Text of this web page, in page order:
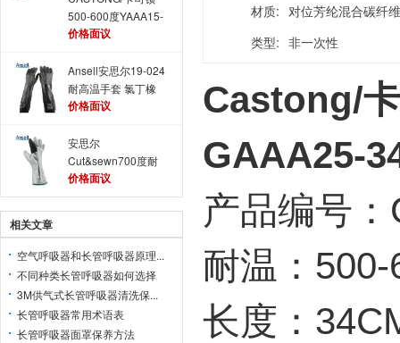
500-600度YAAA15-
34耐磨防割耐高温手
价格面议
Ansell安思尔19-024
耐高温手套 氯丁橡
胶手套
价格面议
安思尔
Cut&sewn700度耐
高温手套 重量型防
高温手套
价格面议
相关文章
空气呼吸器和长管呼吸器原理...
不同种类长管呼吸器如何选择
3M供气式长管呼吸器清洗保...
长管呼吸器常用术语表
长管呼吸器面罩保养方法
材质: 对位芳纶混合碳纤
类型: 非一次性
Castong/
GAAA25-
产品编号
耐温：500-
长度：